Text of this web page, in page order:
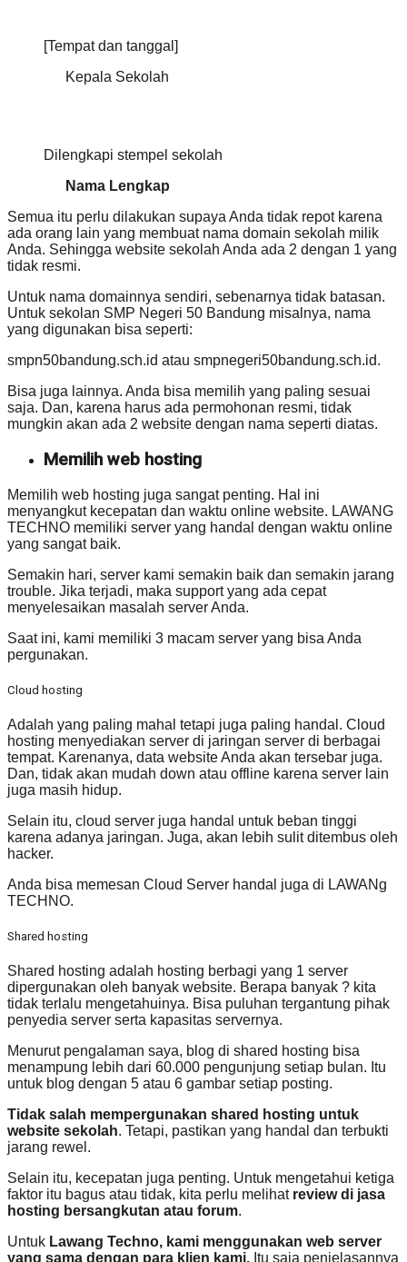
[Tempat dan tanggal]
Kepala Sekolah
Dilengkapi stempel sekolah
Nama Lengkap
Semua itu perlu dilakukan supaya Anda tidak repot karena
ada orang lain yang membuat nama domain sekolah milik
Anda. Sehingga website sekolah Anda ada 2 dengan 1 yang
tidak resmi.
Untuk nama domainnya sendiri, sebenarnya tidak batasan.
Untuk sekolan SMP Negeri 50 Bandung misalnya, nama
yang digunakan bisa seperti:
smpn50bandung.sch.id atau smpnegeri50bandung.sch.id.
Bisa juga lainnya. Anda bisa memilih yang paling sesuai
saja. Dan, karena harus ada permohonan resmi, tidak
mungkin akan ada 2 website dengan nama seperti diatas.
Memilih web hosting
Memilih web hosting juga sangat penting. Hal ini
menyangkut kecepatan dan waktu online website. LAWANG
TECHNO memiliki server yang handal dengan waktu online
yang sangat baik.
Semakin hari, server kami semakin baik dan semakin jarang
trouble. Jika terjadi, maka support yang ada cepat
menyelesaikan masalah server Anda.
Saat ini, kami memiliki 3 macam server yang bisa Anda
pergunakan.
Cloud hosting
Adalah yang paling mahal tetapi juga paling handal. Cloud
hosting menyediakan server di jaringan server di berbagai
tempat. Karenanya, data website Anda akan tersebar juga.
Dan, tidak akan mudah down atau offline karena server lain
juga masih hidup.
Selain itu, cloud server juga handal untuk beban tinggi
karena adanya jaringan. Juga, akan lebih sulit ditembus oleh
hacker.
Anda bisa memesan Cloud Server handal juga di LAWANg
TECHNO.
Shared hosting
Shared hosting adalah hosting berbagi yang 1 server
dipergunakan oleh banyak website. Berapa banyak ? kita
tidak terlalu mengetahuinya. Bisa puluhan tergantung pihak
penyedia server serta kapasitas servernya.
Menurut pengalaman saya, blog di shared hosting bisa
menampung lebih dari 60.000 pengunjung setiap bulan. Itu
untuk blog dengan 5 atau 6 gambar setiap posting.
Tidak salah mempergunakan shared hosting untuk
website sekolah. Tetapi, pastikan yang handal dan terbukti
jarang rewel.
Selain itu, kecepatan juga penting. Untuk mengetahui ketiga
faktor itu bagus atau tidak, kita perlu melihat review di jasa
hosting bersangkutan atau forum.
Untuk Lawang Techno, kami menggunakan web server
yang sama dengan para klien kami. Itu saja penjelasannya